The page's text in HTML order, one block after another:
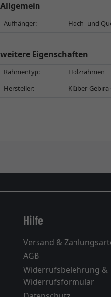
Allgemein
Aufhänger: Hoch- und
weitere Eigenschaften
Rahmentyp:
Holzrahmen
Hersteller:
Klüber-Gebira
Hilfe
Versand &
AGB
Widerrufsbelehrung &
Widerrufsformular